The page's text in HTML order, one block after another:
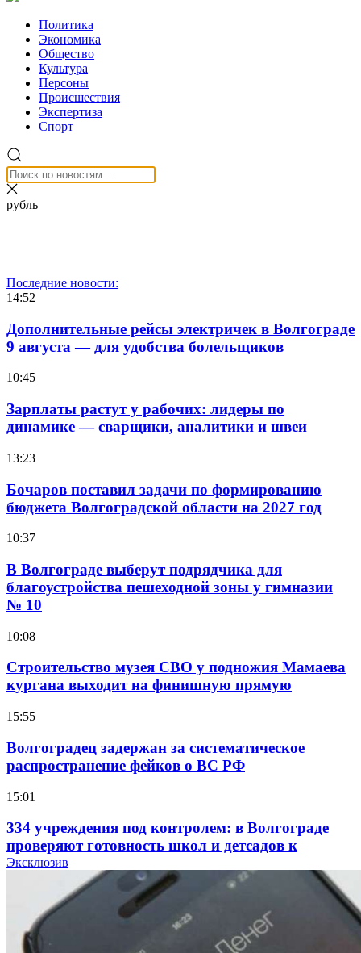
Политика
Экономика
Общество
Культура
Персоны
Происшествия
Экспертиза
Спорт
рубль
Последние новости:
14:52
Дополнительные рейсы электричек в Волгограде
9 августа — для удобства болельщиков
10:45
Зарплаты растут у рабочих: лидеры по
динамике — сварщики, аналитики и швеи
13:23
Бочаров поставил задачи по формированию
бюджета Волгоградской области на 2027 год
10:37
В Волгограде выберут подрядчика для
благоустройства пешеходной зоны у гимназии
№ 10
10:08
Строительство музея СВО у подножия Мамаева
кургана выходит на финишную прямую
15:55
Волгоградец задержан за систематическое
распространение фейков о ВС РФ
15:01
334 учреждения под контролем: в Волгограде
проверяют готовность школ и детсадов к
учебному году
Покушение на убийство в Волгограде: девушка
напала на незнакомую женщину с ножом
Эксклюзив